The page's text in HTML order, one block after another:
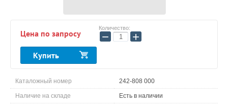
Цена по запросу
Количество:
− +
Купить
Каталожный номер 242-808 000
Наличие на складе Есть в наличии